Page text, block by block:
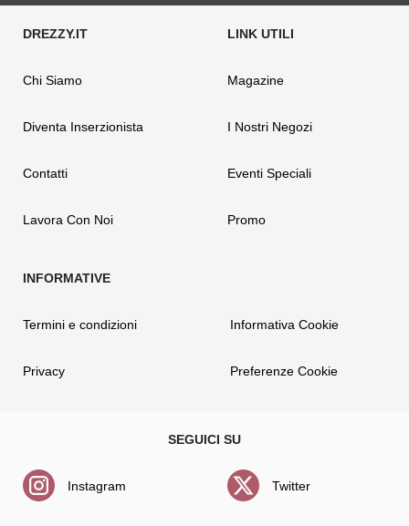
Chi Siamo
Diventa Inserzionista
Contatti
Lavora Con Noi
Magazine
I Nostri Negozi
Eventi Speciali
Promo
Termini e condizioni
Privacy
Informativa Cookie
Preferenze Cookie
Instagram Twitter